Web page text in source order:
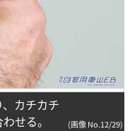
カチカチ
せる。
(画像 No.12/29)